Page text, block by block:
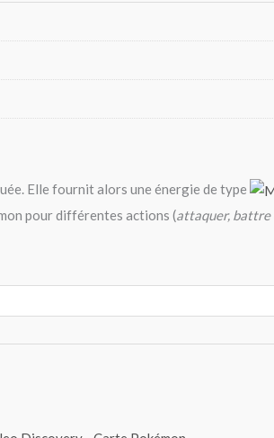
Elle fournit alors une énergie de type
pour différentes actions (attaquer, battre